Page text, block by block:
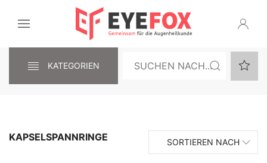
KATEGORIEN
KAPSELSPANNRINGE SORTIEREN NACH